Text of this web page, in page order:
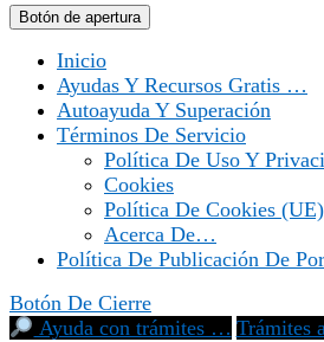
Botón de apertura
Inicio
Ayudas Y Recursos Gratis …
Autoayuda Y Superación
Términos De Servicio
Política De Uso Y
Cookies
Política De Cookies (UE)
Acerca De…
Política De Publicación De
Botón De Cierre
Ayuda con trámites … Trámites